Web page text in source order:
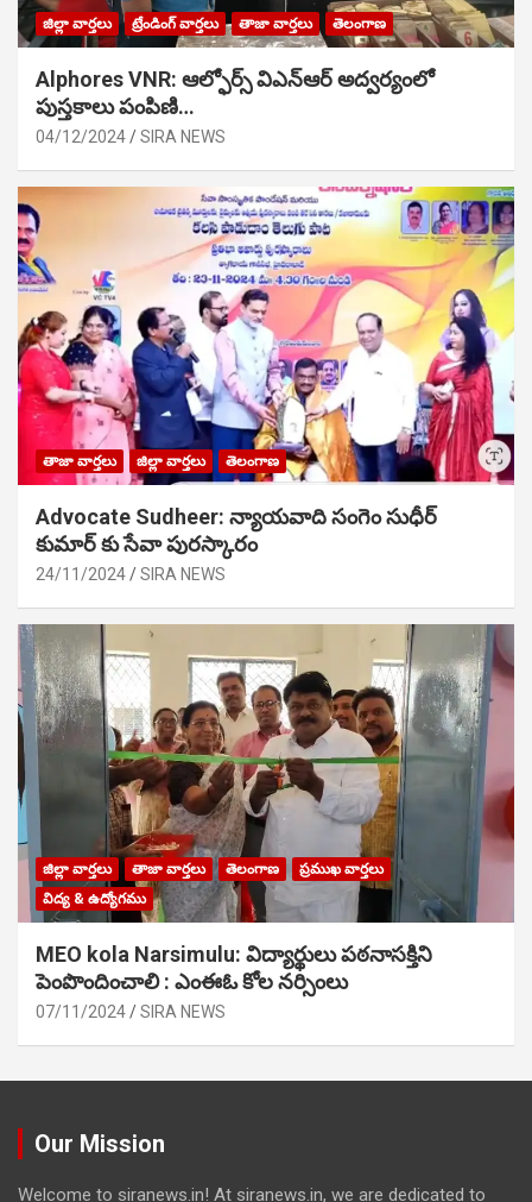
జిల్లా వార్తలు ట్రేండింగ్ వార్తలు తాజా వార్తలు తెలంగాణ
Alphores VNR: ఆల్ఫోర్స్ విఎన్ఆర్ అద్వర్యంలో
పుస్తకాలు పంపిణి…
04/12/2024 SIRA NEWS
తాజా వార్తలు జిల్లా వార్తలు తెలంగాణ
Advocate Sudheer: న్యాయవాది సంగెం సుధీర్
కుమార్ కు సేవా పురస్కారం
24/11/2024 SIRA NEWS
జిల్లా వార్తలు తాజా వార్తలు తెలంగాణ
ప్రముఖ వార్తలు
విద్య & ఉద్యోగము
MEO kola Narsimulu: విద్యార్థులు పఠ‌నాసక్తిని
పెంపొందించాలి : ఎంఈఓ కోల నర్సింలు
07/11/2024 SIRA NEWS
Our Mission
Welcome to siranews.in! At siranews.in, we are dedicated to